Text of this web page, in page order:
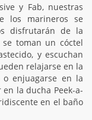
y Fab, nuestras
los marineros se
disfrutarán de la
toman un cóctel
y escuchan
relajarse en la
enjuagarse en la
la ducha Peek-a-
en el baño